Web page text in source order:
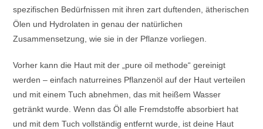
spezifischen Bedürfnissen mit ihren zart duftenden, ätherischen
Ölen und Hydrolaten in genau der natürlichen
Zusammensetzung, wie sie in der Pflanze vorliegen.
Vorher kann die Haut mit der „pure oil methode“ gereinigt
werden – einfach naturreines Pflanzenöl auf der Haut verteilen
und mit einem Tuch abnehmen, das mit heißem Wasser
getränkt wurde. Wenn das Öl alle Fremdstoffe absorbiert hat
und mit dem Tuch vollständig entfernt wurde, ist deine Haut